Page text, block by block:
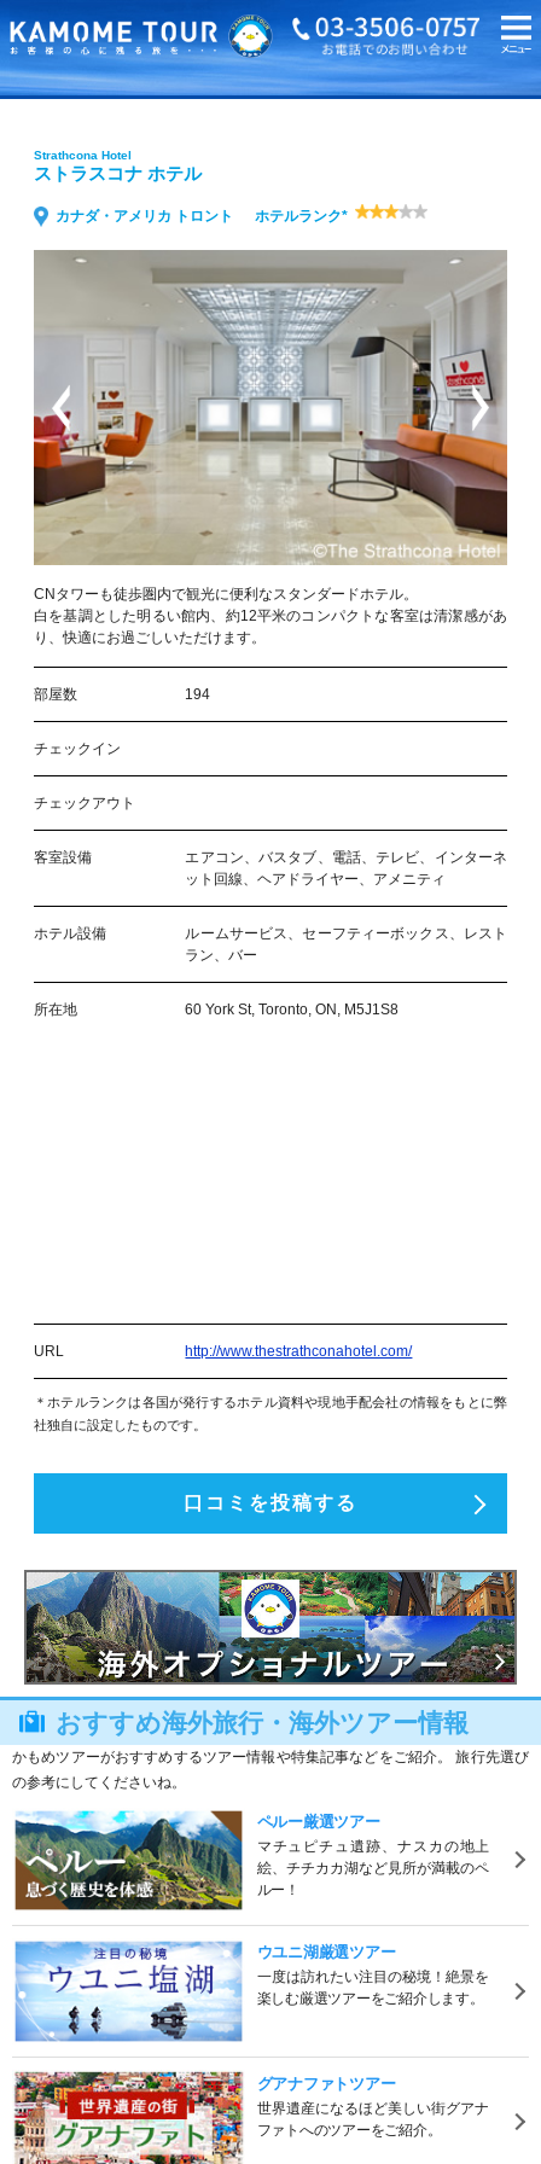
海外旅行・ツアーTOP Strathcona Hotel ストラスコナ ホテル
Strathcona Hotel
ストラスコナ ホテル
カナダ・アメリカ トロント ホテルランク*
CNタワーも徒歩圏内で観光に便利なスタンダードホテル。
白を基調とした明るい館内、約12平米のコンパクトな客室は清潔感があ
り、快適にお過ごしいただけます。
部屋数 194
チェックイン
チェックアウト
客室設備
エアコン、バスタブ、電話、テレビ、インターネ
ット回線、ヘアドライヤー、アメニティ
ホテル設備
ルームサービス、セーフティーボックス、レスト
ラン、バー
所在地 60 York St, Toronto, ON, M5J1S8
URL http://www.thestrathconahotel.com/
＊ホテルランクは各国が発行するホテル資料や現地手配会社の情報をもとに弊
社独自に設定したものです。
口コミを投稿する
おすすめ海外旅行・海外ツアー情報
かもめツアーがおすすめするツアー情報や特集記事などをご紹介。 旅行先選び
の参考にしてくださいね。
ペルー厳選ツアー
マチュピチュ遺跡、ナスカの地上
絵、チチカカ湖など見所が満載のペ
ルー！
ウユニ湖厳選ツアー
一度は訪れたい注目の秘境！絶景を
楽しむ厳選ツアーをご紹介します。
グアナファトツアー
世界遺産になるほど美しい街グアナ
ファトへのツアーをご紹介。